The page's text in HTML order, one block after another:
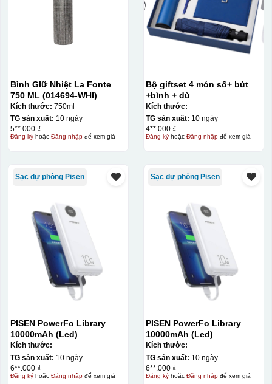
nung ở nhiệt độ 700-800 độ CDeacl có 1 nền màu
vàng, khi in ở nhiệt cao, nền đó sẽ cháy và biến mất để
lại mực in logo dính chết lên gốm sứ [gallery link="file"
size="full" ids="29792,29791,29790"]
Bình GIữ Nhiệt La Fonte
750 ML (014694-WHI)
Kích thước: 750ml
TG sản xuất: 10 ngày
5**.000 ₫
Đăng kýhoặc Đăng nhậpđể xem giá
Bộ giftset 4 món sổ+ bút
+bình + dù
Kích thước:
TG sản xuất: 10 ngày
4**.000 ₫
Đăng kýhoặc Đăng nhậpđể xem giá
Sạc dự phòng Pisen
PISEN PowerFo Library
10000mAh (Led)
Kích thước:
TG sản xuất: 10 ngày
6**.000 ₫
Đăng kýhoặc Đăng nhậpđể xem giá
Sạc dự phòng Pisen
PISEN PowerFo Library
10000mAh (Led)
Kích thước:
TG sản xuất: 10 ngày
6**.000 ₫
Đăng kýhoặc Đăng nhậpđể xem giá